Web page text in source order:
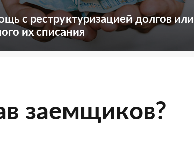
с реструктуризацией долгов или
их списания
заемщиков?